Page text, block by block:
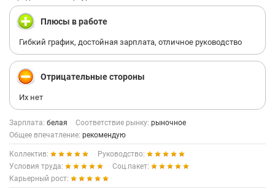
Плюсы в работе
Гибкий график, достойная зарплата, отличное руководство
Отрицательные стороны
Их нет
Зарплата: белая Соответствие рынку: рыночное
Общее впечатление: рекомендую
Коллектив:
Руководство:
Условия труда:
Соц.пакет:
Карьерный рост: